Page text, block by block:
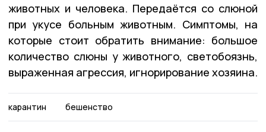
животных и человека. Передаётся со слюной
при укусе больным животным. Симптомы, на
которые стоит обратить внимание: большое
количество слюны у животного, светобоязнь,
выраженная агрессия, игнорирование хозяина.
карантин бешенство